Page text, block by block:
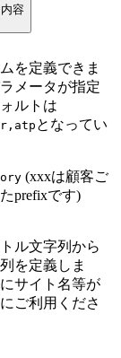
内容
を定義できま
メータが指定
ルトは
となってい
(xxxは顧客ご
prefixです)
ル文字列から
を定義しま
サイト名等が
ご利用くださ